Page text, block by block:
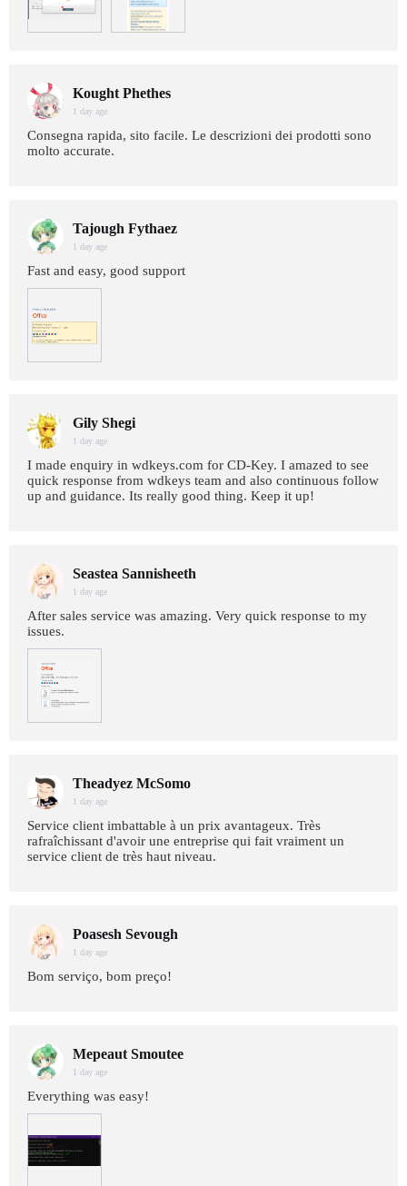
Kought Phethes
1 day age
Consegna rapida, sito facile. Le descrizioni dei prodotti sono
molto accurate.
Tajough Fythaez
1 day age
Fast and easy, good support
Gily Shegi
1 day age
I made enquiry in wdkeys.com for CD-Key. I amazed to see
quick response from wdkeys team and also continuous follow
up and guidance. Its really good thing. Keep it up!
Seastea Sannisheeth
1 day age
After sales service was amazing. Very quick response to my
issues.
Theadyez McSomo
1 day age
Service client imbattable à un prix avantageux. Très
rafraîchissant d'avoir une entreprise qui fait vraiment un
service client de très haut niveau.
Poasesh Sevough
1 day age
Bom serviço, bom preço!
Mepeaut Smoutee
1 day age
Everything was easy!